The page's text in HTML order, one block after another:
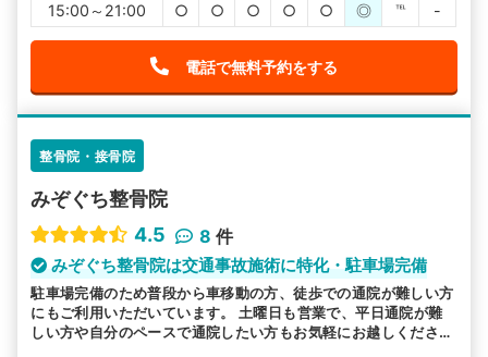
15:00～21:00
○ ○ ○ ○ ○ ◎ ℡ -
電話で無料予約をする
整骨院・接骨院
みぞぐち整骨院
4.5
8 件
みぞぐち整骨院は交通事故施術に特化・駐車場完備
駐車場完備のため普段から車移動の方、徒歩での通院が難しい方
にもご利用いただいています。 土曜日も営業で、平日通院が難
しい方や自分のペースで通院したい方もお気軽にお越しくださ